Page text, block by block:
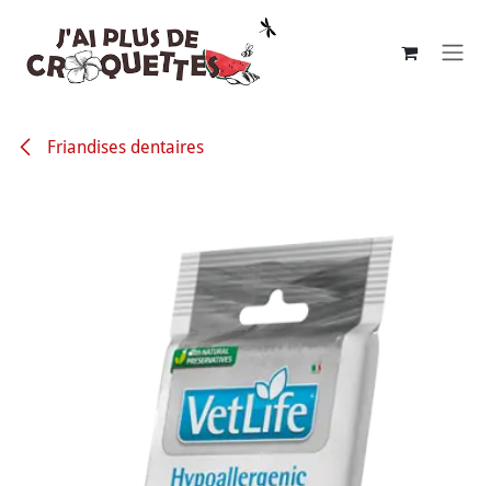
Friandises dentaires